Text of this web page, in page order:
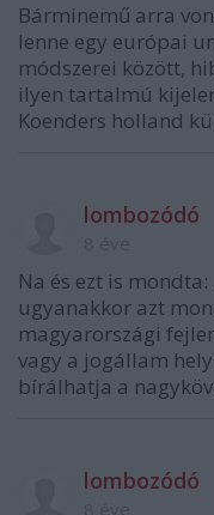
Bárminemű arra
lenne egy európai
módszerei között,
ilyen tartalmú
Koenders holland
lombozódó
Na és ezt is mondta:
ugyanakkor azt
magyarországi
vagy a jogállam
bírálhatja a
lombozódó